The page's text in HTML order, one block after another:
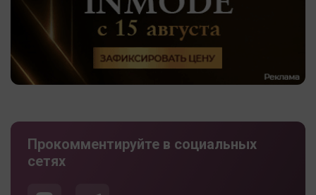
Прокомментируйте в социальных
сетях